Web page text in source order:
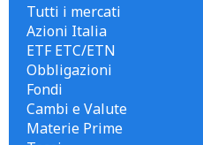
Tutti i mercati
Azioni Italia
ETF ETC/ETN
Obbligazioni
Fondi
Cambi e Valute
Materie Prime